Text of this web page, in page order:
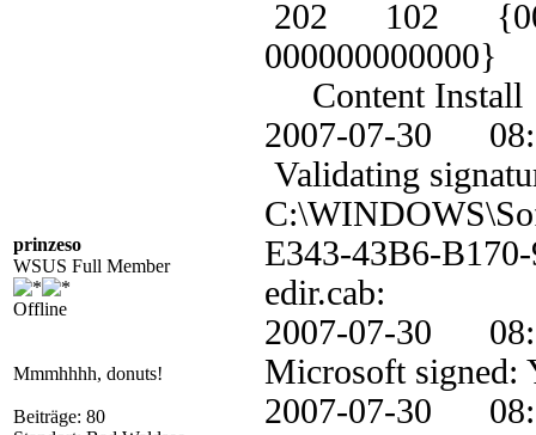
prinzeso
WSUS Full Member
Offline
Mmmhhhh, donuts!
Beiträge: 80
202 102
Content
2007-07-30
Validating
E343-43B6-
edir.cab:
2007-07-30
Microsoft signed:
2007-07-30